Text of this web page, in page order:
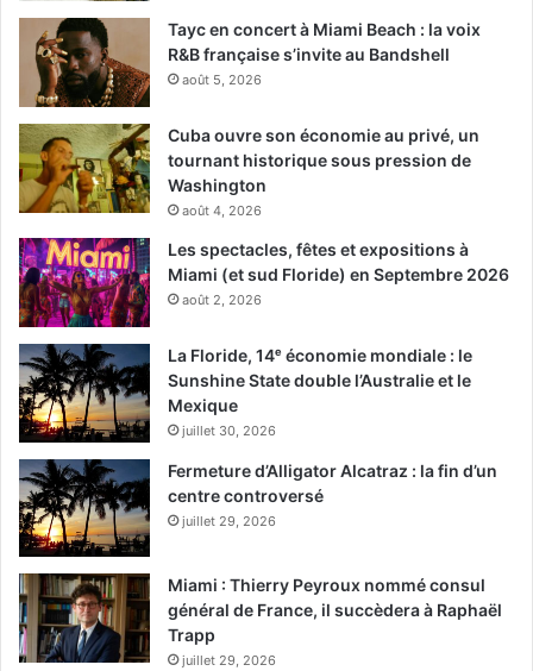
Décembre2025
Miami Art Week
Laplus grande foire d’art contemporain du monde
déroule chaque année à Miami et Miami Beach la première
semaine de décembre, du 1er au 7 décembre cette année.
Elle draine des foules d’artistes et de spectateurs
dans les quartiers du Design District et de Wynwood).
Basel,la plus grande foire, sera du 5 au 7 décembre. Les
amateurs d’art préfèrent souvent
Tayc en concert à Miami Beach : la voix
R&B française s’invite au Bandshell
août 5, 2026
Cuba ouvre son économie au privé, un
tournant historique sous pression de
Washington
août 4, 2026
Les spectacles, fêtes et expositions à
Miami (et sud Floride) en Septembre 2026
août 2, 2026
La Floride, 14ᵉ économie mondiale : le
Sunshine State double l’Australie et le
Mexique
juillet 30, 2026
Fermeture d’Alligator Alcatraz : la fin d’un
centre controversé
juillet 29, 2026
Miami : Thierry Peyroux nommé consul
général de France, il succèdera à Raphaël
Trapp
juillet 29, 2026